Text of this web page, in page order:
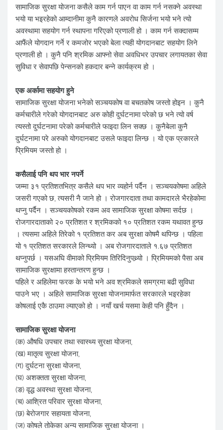
सामाजिक सुरक्षा योजना कसैले काम गर्न पाएन वा काम गर्न नसक्ने अवस्था
भयो या भइरहेको आम्दानीमा कुनै कारणले अवरोध सिर्जना भयो भने त्यो
अवस्थामा सहयोग गर्न स्थापना गरिएको प्रणाली हो । काम गर्न सक्दासम्म
आफैंले योगदान गर्ने र कमजोर भएको बेला त्यही योगदानबाट सहयोग लिने
प्रणाली हो । कुनै पनि श्रमिक आफ्नो सेवा अवधिभर उपचार लगायतका सेवा
सुविधा र सेवापछि पेन्सनको हकदार बन्ने कार्यक्रम हो ।
एक अर्कामा सहयोग हुने
सामाजिक सुरक्षा योजना भनेको सञ्चयकोष वा बचतकोष जस्तो होइन । कुनै
कर्मचारीले गरेको योगदानबाट अरु कोही दुर्घटनामा परेको छ भने त्यो वर्ष
त्यस्तो दुर्घटनामा परेको कर्मचारीले फाइदा लिन सक्छ । कुनैबेला कुनै
दुर्घटनामा परे अरुको योगदानबाट उसले फाइदा लिन्छ । यो एक प्रकारले
प्रिमियम जस्तो हो ।
कसैलाई पनि थप भार नपर्ने
जम्मा ३१ प्रतिशतभित्र कसैले थप भार व्यहोर्न पर्दैन । सञ्चयकोषमा अहिले
जसरी गएको छ, त्यसरी नै जाने हो । रोजगारदाता तथा कामदारले भैरहेकोमा
थप्नु पर्दैन । सञ्चयकोषको रकम अव सामाजिक सुरक्षा कोषमा सर्दछ ।
रोजगारदाताको २० प्रतिशत र श्रमिकको १० प्रतिशत रकम यथावत हुन्छ
। त्यसमा अहिले तिरेको १ प्रतिशत कर अब सुरक्षा कोषमै थपिन्छ । पहिला
यो १ प्रतिशत सरकारले लिन्थ्यो । अब रोजगारदाताले १.६७ प्रतिशत
थप्नुपर्छ । यसअघि वीमाको प्रिमियम तिरिदिनुपथ्र्यो । प्रिमियमको पैसा अब
सामाजिक सुरक्षामा हस्तान्तरण हुन्छ ।
पहिले र अहिलेमा फरक के भयो भने अव श्रमिकले समग्रमा बढी सुविधा
पाउने भए । अहिले सामाजिक सुरक्षा योजनामार्फत सरकारले भइरहेका
कोषलाई एकै ठाउमा ल्याएको हो । नयाँ खर्च यसमा केही पनि हुँदैन ।
सामाजिक सुरक्षा योजना
(क) औषधि उपचार तथा स्वास्थ्य सुरक्षा योजना,
(ख) मातृत्व सुरक्षा योजना,
(ग) दुर्घटना सुरक्षा योजना,
(घ) अशक्तता सुरक्षा योजना,
(ङ) वृद्ध अवस्था सुरक्षा योजना,
(च) आश्रित परिवार सुरक्षा योजना,
(छ) बेरोजगार सहायता योजना,
(ज) कोषले तोकेका अन्य सामाजिक सुरक्षा योजना ।